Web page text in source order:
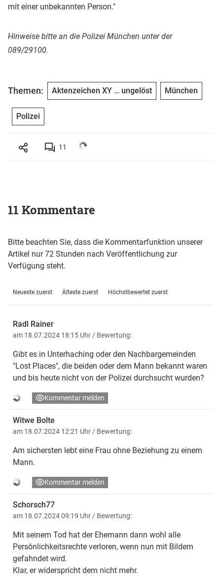
mit einer unbekannten Person."
Hinweise bitte an die Polizei München unter der
089/29100.
Themen: Aktenzeichen XY … ungelöst München
Polizei
11
11 Kommentare
Bitte beachten Sie, dass die Kommentarfunktion unserer
Artikel nur 72 Stunden nach Veröffentlichung zur
Verfügung steht.
Neueste zuerst Älteste zuerst Höchstbewertet zuerst
Radl Rainer
am 18.07.2024 18:15 Uhr / Bewertung:
Gibt es in Unterhaching oder den Nachbargemeinden
"Lost Places", die beiden oder dem Mann bekannt waren
und bis heute nicht von der Polizei durchsucht wurden?
Kommentar melden
Witwe Bolte
am 18.07.2024 12:21 Uhr / Bewertung:
Am sichersten lebt eine Frau ohne Beziehung zu einem
Mann.
Kommentar melden
Schorsch77
am 18.07.2024 09:19 Uhr / Bewertung:
Mit seinem Tod hat der Ehemann dann wohl alle
Persönlichkeitsrechte verloren, wenn nun mit Bildern
gefahndet wird.
Klar, er widerspricht dem nicht mehr.